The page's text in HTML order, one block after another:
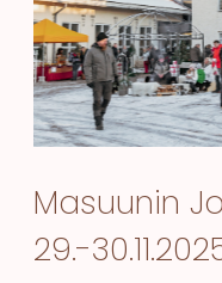
Masuunin
29.-